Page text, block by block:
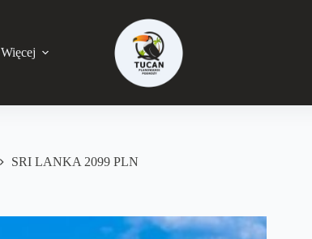
Więcej
SRI LANKA 2099 PLN